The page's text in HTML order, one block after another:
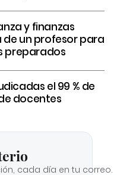
y finanzas
de un profesor para
preparados
el 99 % de
docentes
cada día en tu correo.